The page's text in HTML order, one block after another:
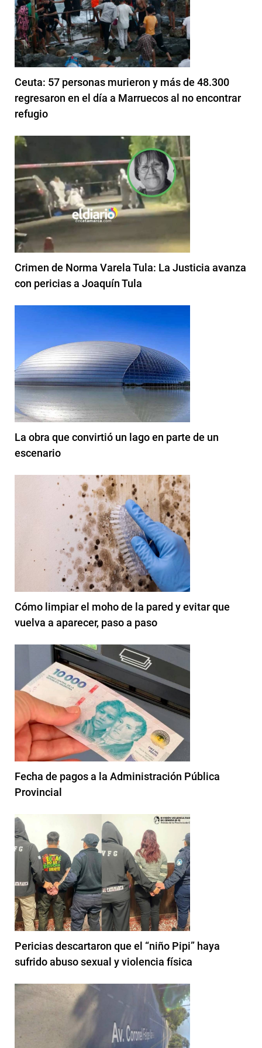
Ceuta: 57 personas murieron y más de 48.300
regresaron en el día a Marruecos al no encontrar
refugio
Crimen de Norma Varela Tula: La Justicia avanza
con pericias a Joaquín Tula
La obra que convirtió un lago en parte de un
escenario
Cómo limpiar el moho de la pared y evitar que
vuelva a aparecer, paso a paso
Fecha de pagos a la Administración Pública
Provincial
Pericias descartaron que el “niño Pipi” haya
sufrido abuso sexual y violencia física